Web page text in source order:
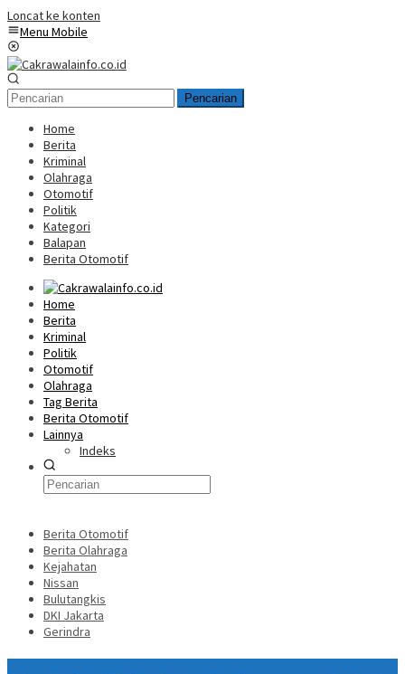
Loncat ke konten
Menu Mobile
Pencarian
Home
Berita
Kriminal
Olahraga
Otomotif
Politik
Kategori
Balapan
Berita Otomotif
Home
Berita
Kriminal
Politik
Otomotif
Olahraga
Tag Berita
Berita Otomotif
Lainnya
Indeks
Berita Otomotif
Berita Olahraga
Kejahatan
Nissan
Bulutangkis
DKI Jakarta
Gerindra